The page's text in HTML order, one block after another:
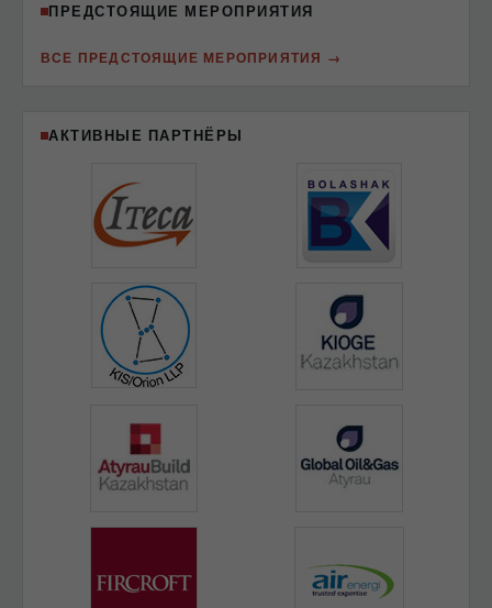
ПРЕДСТОЯЩИЕ МЕРОПРИЯТИЯ
ВСЕ ПРЕДСТОЯЩИЕ МЕРОПРИЯТИЯ
АКТИВНЫЕ ПАРТНЁРЫ